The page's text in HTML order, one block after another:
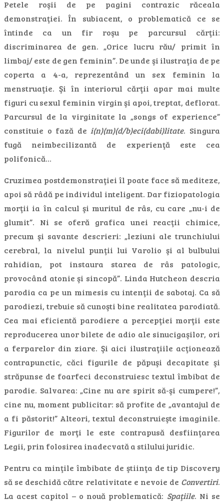
Petele roşii de pe pagini contrazic răceala
demonstraţiei. În subiacent, o problematică ce se
întinde ca un fir roşu pe parcursul cărţii:
discriminarea de gen. „Orice lucru rău/ primit în
limbaj/ este de gen feminin”. De unde şi ilustraţia de pe
coperta a 4-a, reprezentând un sex feminin la
menstruaţie. Şi în interiorul cărţii apar mai multe
figuri cu sexul feminin virgin şi apoi, treptat, deflorat.
Parcursul de la virginitate la „songs of experience”
constituie o fază de i(n)(m)(d/b)eci(dabi)litate. Singura
fugă neimbecilizantă de experienţă este cea
polifonică…
Cruzimea postdemonstraţiei îl poate face să mediteze,
apoi să râdă pe individul inteligent. Dar fiziopatologia
morţii ia în calcul şi muritul de râs, cu care „nu-i de
glumit”. Ni se oferă grafica unei reacţii chimice,
precum şi savante descrieri: „leziuni ale trunchiului
cerebral, la nivelul punţii lui Varolio şi al bulbului
rahidian, pot instaura starea de râs patologic,
provocând atonie şi sincopă”. Linda Hutcheon descria
parodia ca pe un mimesis cu intenţii de sabotaj. Ca să
parodiezi, trebuie să cunoşti bine realitatea parodiată.
Cea mai eficientă parodiere a percepţiei morţii este
reproducerea unor bilete de adio ale sinucigaşilor, ori
a ferparelor din ziare. Şi aici ilustraţiile acţionează
contrapunctic, căci figurile de păpuşi decapitate şi
străpunse de foarfeci deconstruiesc textul îmbibat de
parodie. Salvarea: „Cine nu are spirit să-şi cumpere!”,
cine nu, moment publicitar: să profite de „avantajul de
a fi păstorit!” Alteori, textul deconstruieşte imaginile.
Figurilor de morţi le este contrapusă desfiinţarea
Legii, prin folosirea inadecvată a stilului juridic.
Pentru ca minţile îmbibate de ştiinţa de tip Discovery
să se deschidă către relativitate e nevoie de Convertiri.
La acest capitol – o nouă problematică: Spaţiile. Ni se